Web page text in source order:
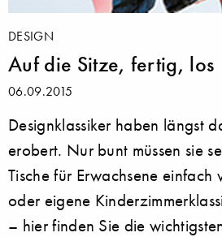
DESIGN
Auf die Sitze, fertig, los
06.09.2015
Designklassiker haben längst
erobert. Nur bunt müssen sie
Tische für Erwachsene einfach
oder eigene
– hier finden Sie die